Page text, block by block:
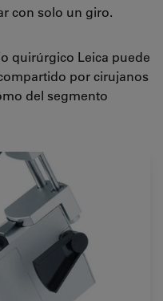
con solo un giro.
quirúrgico Leica puede
por cirujanos
del segmento